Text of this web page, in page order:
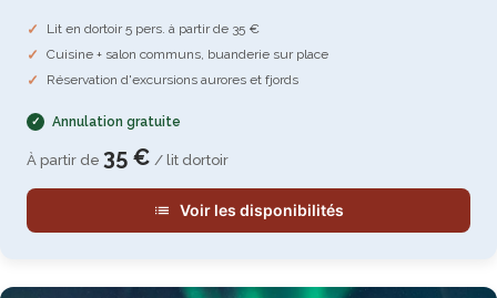
Lit en dortoir 5 pers. à partir de 35 €
Cuisine + salon communs, buanderie sur place
Réservation d'excursions aurores et fjords
Annulation gratuite
À partir de 35 € / lit dortoir
Voir les disponibilités